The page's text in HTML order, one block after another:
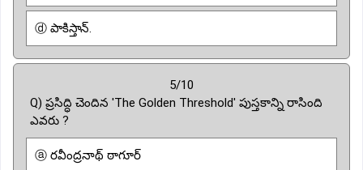
ⓓ పాకిస్తాన్.
5/10
Q) ప్రసిద్ధి చెందిన 'The Golden Threshold' పుస్తకాన్ని రాసింది
ఎవరు ?
ⓐ రవీంద్రనాథ్ ఠాగూర్